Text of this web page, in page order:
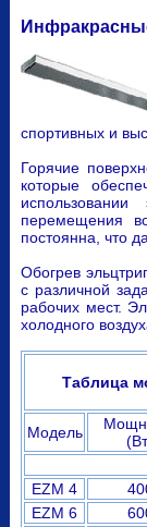
спортивных и
Горячие
которые
перемещения
постоянна, что
Обогрев
с различной
рабочих мест.
холодного
Таблица
Модель
EZM 4
EZM 6